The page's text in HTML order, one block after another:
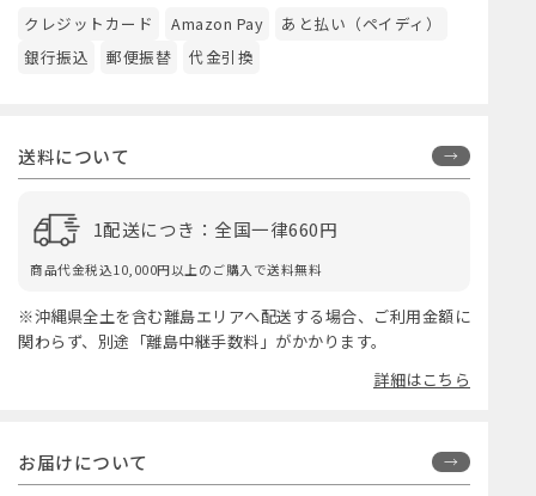
クレジットカード Amazon Pay
あと払い（ペイディ）
銀行振込
郵便振替 代金引換
送料について
1配送につき：全国一律660円
商品代金税込10,000円以上のご購入で送料無料
※沖縄県全土を含む離島エリアへ配送する場合、ご利用金額に
関わらず、別途「離島中継手数料」がかかります。
詳細はこちら
お届けについて